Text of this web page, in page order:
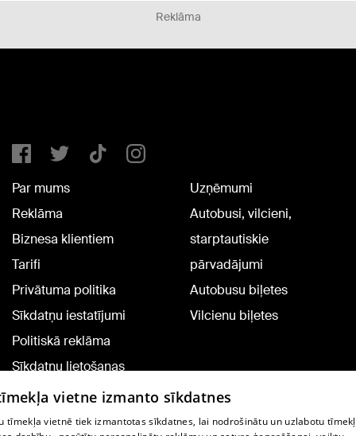
Reklāma
Par mums
Reklāma
Biznesa klientiem
Tarifi
Privātuma politika
Sīkdatņu iestatījumi
Politiskā reklāma
Sīkdatņu lietošanas
noteikumi
Komentāru pievienošana
Uzņēmumi
Autobusi, vilcieni,
starptautiskie
pārvadājumi
Autobusu biļetes
Vilcienu biļetes
vietne izmanto sīkdatnes
tīmekļa vietnē tiek izmantotas sīkdatnes, lai nodrošinātu un uzlabotu